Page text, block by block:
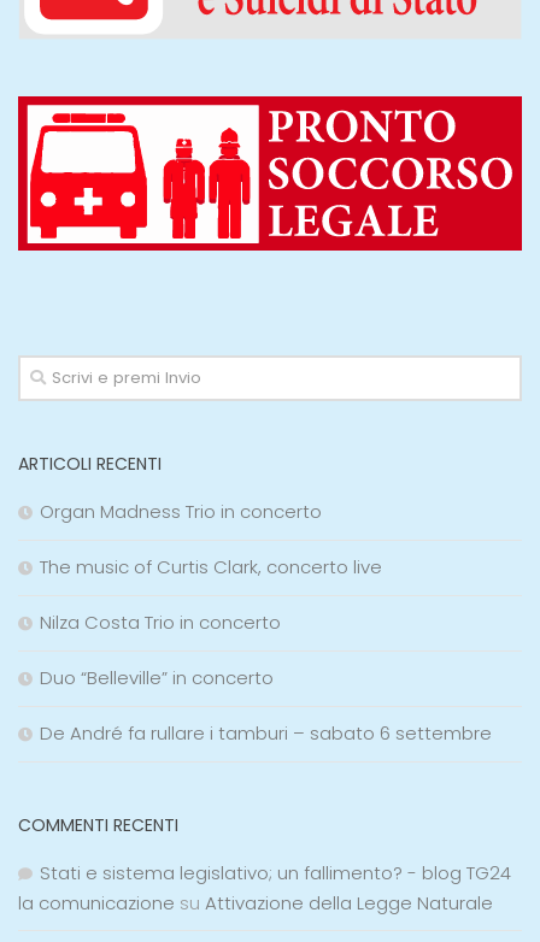
ARTICOLI RECENTI
Organ Madness Trio in concerto
The music of Curtis Clark, concerto live
Nilza Costa Trio in concerto
Duo “Belleville” in concerto
De André fa rullare i tamburi – sabato 6 settembre
COMMENTI RECENTI
Stati e sistema legislativo; un fallimento? - blog TG24
la comunicazione su Attivazione della Legge Naturale